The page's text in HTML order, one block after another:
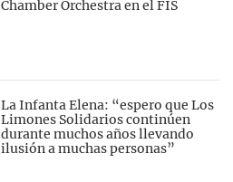
Chamber Orchestra en el FIS
La Infanta Elena: “espero que Los
Limones Solidarios continúen
durante muchos años llevando
ilusión a muchas personas”